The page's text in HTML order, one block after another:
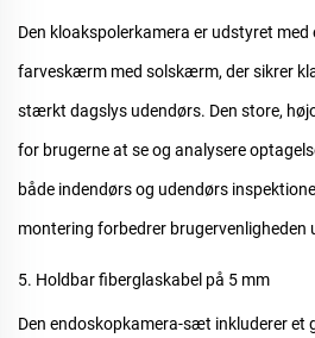
Den kloakspolerkamera er udstyret med
farveskærm med solskærm, der sikrer
stærkt dagslys udendørs. Den store,
for brugerne at se og analysere
både indendørs og udendørs
montering forbedrer brugervenligheden
5. Holdbar fiberglaskabel på 5 mm
Den endoskopkamera-sæt inkluderer et